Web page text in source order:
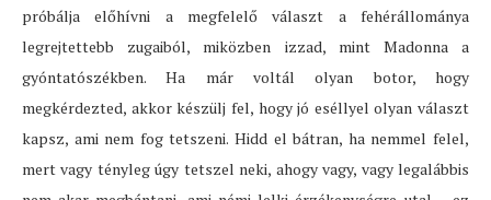
próbálja előhívni a megfelelő választ a fehérállománya
legrejtettebb zugaiból, miközben izzad, mint Madonna a
gyóntatószékben. Ha már voltál olyan botor, hogy
megkérdezted, akkor készülj fel, hogy jó eséllyel olyan választ
kapsz, ami nem fog tetszeni. Hidd el bátran, ha nemmel felel,
mert vagy tényleg úgy tetszel neki, ahogy vagy, vagy legalábbis